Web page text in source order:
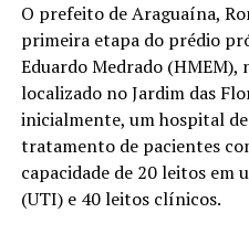
O prefeito de Araguaína,
primeira etapa do prédio
Eduardo Medrado (HMEM),
localizado no Jardim das
inicialmente, um hospital
tratamento de pacientes
capacidade de 20 leitos em
(UTI) e 40 leitos clínicos.